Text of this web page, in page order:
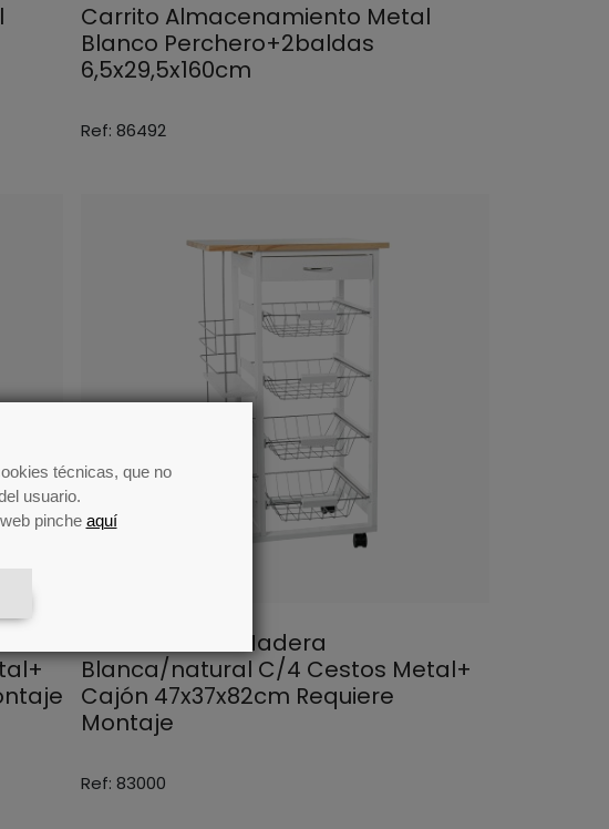
técnicas, que no
usuario.
pinche aquí
Carrito Almacenamiento Metal
Blanco Perchero+2baldas
6,5x29,5x160cm
Ref: 86492
Carro Cocina Madera
Blanca/natural C/4 Cestos Metal+
Cajón 47x37x82cm Requiere
Montaje
Ref: 83000